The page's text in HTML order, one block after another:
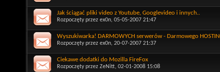
Jak ściągać pliki video z Youtube, Googlevideo i innych..
Rozpoczęty przez ex0n, 05-05-2007 21:47
Wyszukiwarka! DARMOWYCH serwerów - Darmowego
Rozpoczęty przez ex0n, 20-07-2007 21:37
Ciekawe dodatki do Mozilla FireFox
Rozpoczęty przez ZeNitt, 02-01-2008 15:08